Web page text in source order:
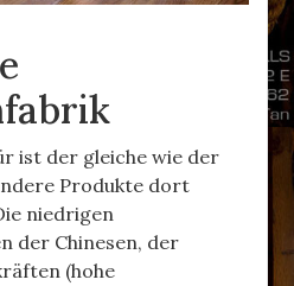
ist der gleiche wie der
Produkte dort
niedrigen
der Chinesen, der
(hohe